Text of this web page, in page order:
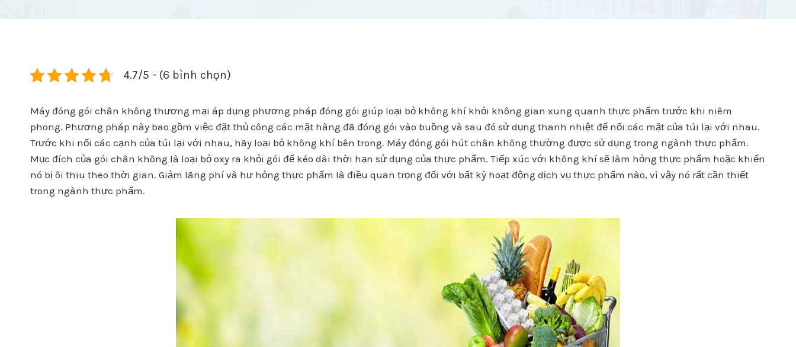
4.7/5 - (6 bình chọn)
Máy đóng gói chân không thương mại áp dụng phương pháp đóng gói giúp loại bỏ không khí khỏi không gian xung quanh thực phẩm trước khi niêm
phong. Phương pháp này bao gồm việc đặt thủ công các mặt hàng đã đóng gói vào buồng và sau đó sử dụng thanh nhiệt để nối các mặt của túi lại với nhau.
Trước khi nối các cạnh của túi lại với nhau, hãy loại bỏ không khí bên trong. Máy đóng gói hút chân không thường được sử dụng trong ngành thực phẩm.
Mục đích của gói chân không là loại bỏ oxy ra khỏi gói để kéo dài thời hạn sử dụng của thực phẩm. Tiếp xúc với không khí sẽ làm hỏng thực phẩm hoặc khiến
nó bị ôi thiu theo thời gian. Giảm lãng phí và hư hỏng thực phẩm là điều quan trọng đối với bất kỳ hoạt động dịch vụ thực phẩm nào, vì vậy nó rất cần thiết
trong ngành thực phẩm.